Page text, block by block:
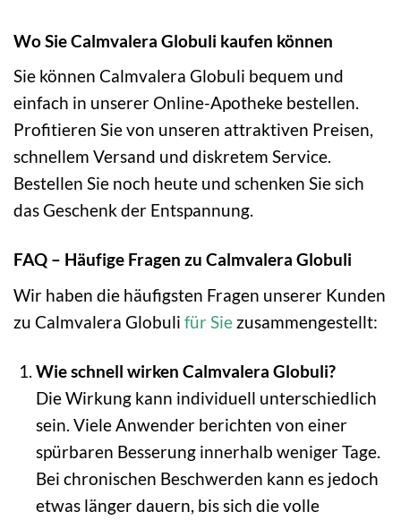
Wo Sie Calmvalera Globuli kaufen können
Sie können Calmvalera Globuli bequem und
einfach in unserer Online-Apotheke bestellen.
Profitieren Sie von unseren attraktiven Preisen,
schnellem Versand und diskretem Service.
Bestellen Sie noch heute und schenken Sie sich
das Geschenk der Entspannung.
FAQ – Häufige Fragen zu Calmvalera Globuli
Wir haben die häufigsten Fragen unserer Kunden
zu Calmvalera Globuli für Sie zusammengestellt:
Wie schnell wirken Calmvalera Globuli?
Die Wirkung kann individuell unterschiedlich
sein. Viele Anwender berichten von einer
spürbaren Besserung innerhalb weniger Tage.
Bei chronischen Beschwerden kann es jedoch
etwas länger dauern, bis sich die volle